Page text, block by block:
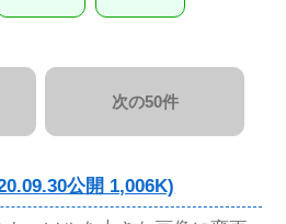
次の50件
公開 1,006K)